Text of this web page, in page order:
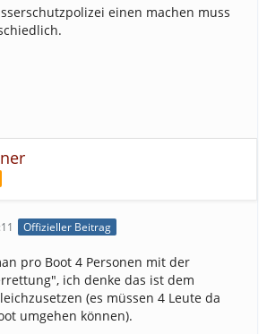
einen machen muss
Offizieller Beitrag
pro Boot 4 Personen mit der
ich denke das ist dem
(es müssen 4 Leute da
umgehen können).